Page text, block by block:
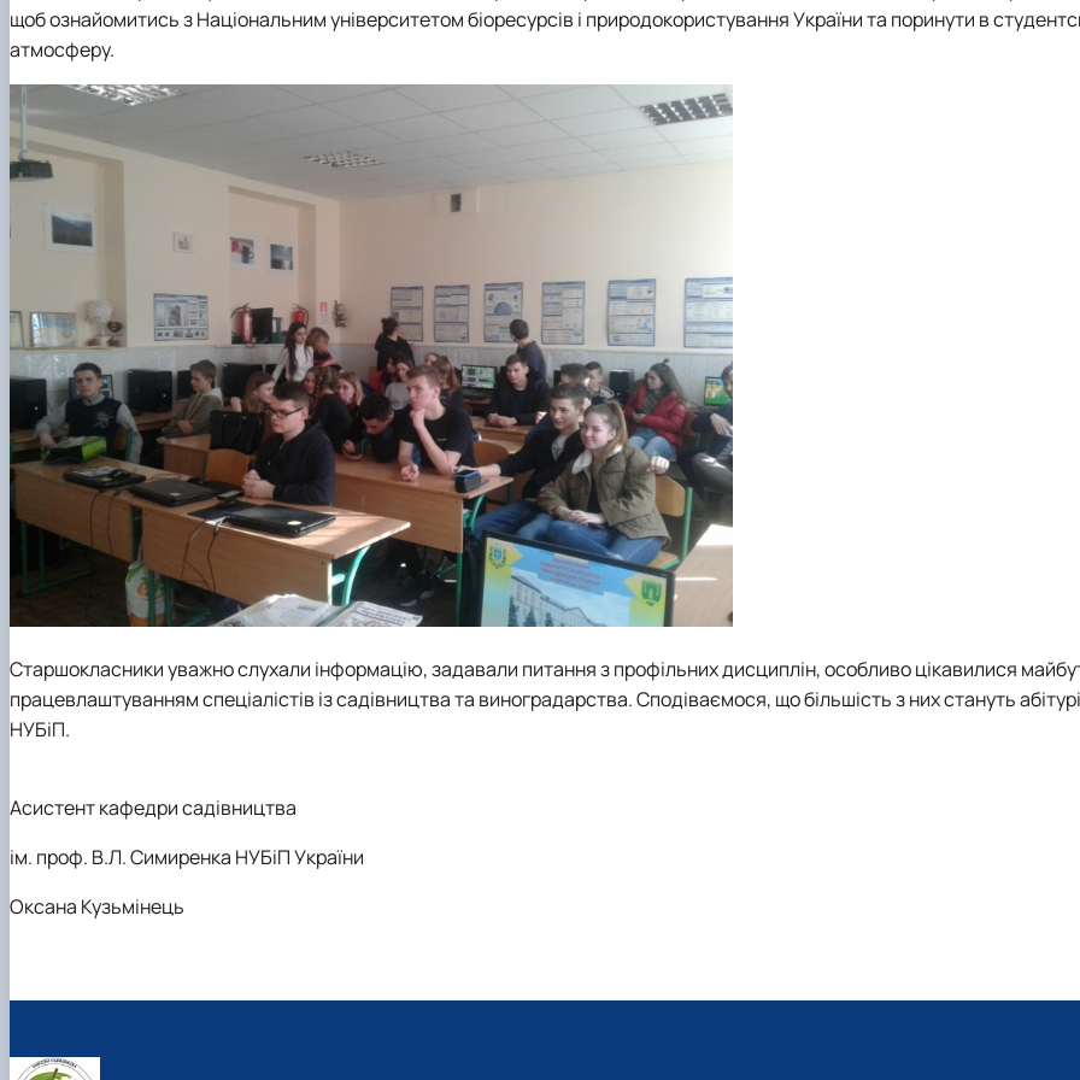
щоб ознайомитись з Національним університетом біоресурсів і природокористування України та поринути в
атмосферу.
Старшокласники уважно слухали інформацію, задавали питання з профільних дисциплін, особливо цікавилися
працевлаштуванням спеціалістів із садівництва та виноградарства. Сподіваємося, що більшість з них стануть
НУБіП.
Асистент кафедри садівництва
ім. проф. В.Л. Симиренка НУБіП України
Оксана Кузьмінець